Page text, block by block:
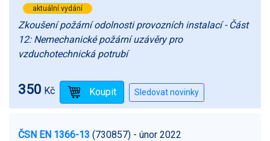
aktuální vydání
Zkoušení požární odolnosti provozních instalací - Část
12: Nemechanické požární uzávěry pro
vzduchotechnická potrubí
350 Kč
ČSN EN 1366-13 (730857) - únor 2022